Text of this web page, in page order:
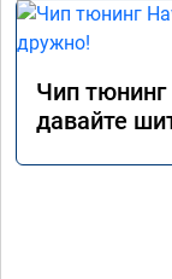
Чип тюнинг
давайте